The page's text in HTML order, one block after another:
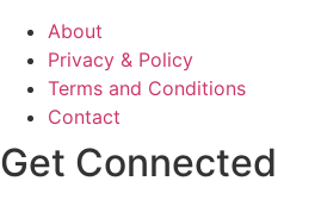
About
Privacy & Policy
Terms and Conditions
Contact
Get Connected